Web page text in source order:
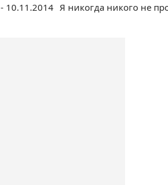
- 10.11.2014 Я никогда никого не